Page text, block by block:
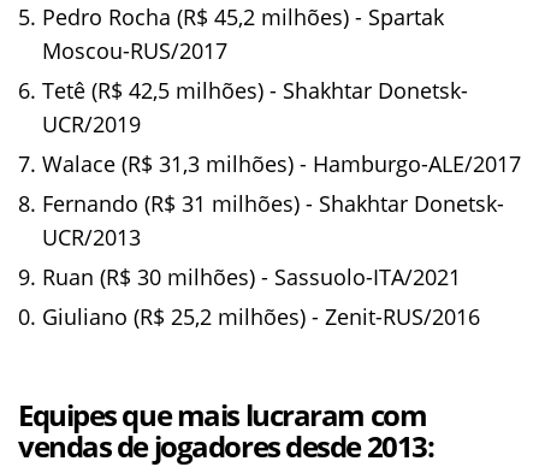
Pedro Rocha (R$ 45,2 milhões) - Spartak
Moscou-RUS/2017
Tetê (R$ 42,5 milhões) - Shakhtar Donetsk-
UCR/2019
Walace (R$ 31,3 milhões) - Hamburgo-ALE/2017
Fernando (R$ 31 milhões) - Shakhtar Donetsk-
UCR/2013
Ruan (R$ 30 milhões) - Sassuolo-ITA/2021
Giuliano (R$ 25,2 milhões) - Zenit-RUS/2016
Equipes que mais lucraram com
vendas de jogadores desde 2013: